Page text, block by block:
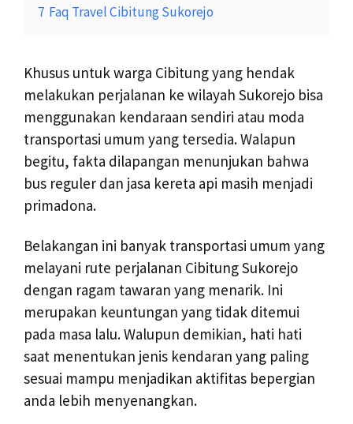
7 Faq Travel Cibitung Sukorejo
Khusus untuk warga Cibitung yang hendak
melakukan perjalanan ke wilayah Sukorejo bisa
menggunakan kendaraan sendiri atau moda
transportasi umum yang tersedia. Walapun
begitu, fakta dilapangan menunjukan bahwa
bus reguler dan jasa kereta api masih menjadi
primadona.
Belakangan ini banyak transportasi umum yang
melayani rute perjalanan Cibitung Sukorejo
dengan ragam tawaran yang menarik. Ini
merupakan keuntungan yang tidak ditemui
pada masa lalu. Walupun demikian, hati hati
saat menentukan jenis kendaran yang paling
sesuai mampu menjadikan aktifitas bepergian
anda lebih menyenangkan.